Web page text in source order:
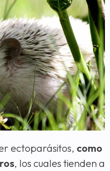
ectoparásitos, como
, los cuales tienden a